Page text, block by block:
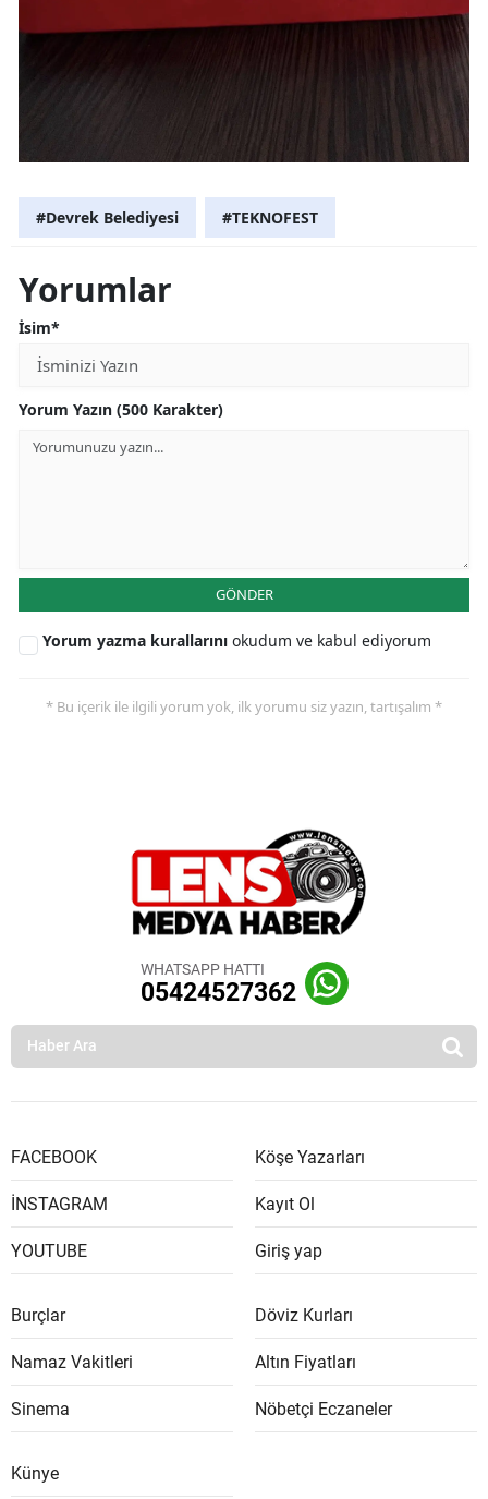
#Devrek Belediyesi #TEKNOFEST
Yorumlar
İsim*
Yorum Yazın (500 Karakter)
GÖNDER
Yorum yazma kurallarını okudum ve kabul ediyorum
* Bu içerik ile ilgili yorum yok, ilk yorumu siz yazın, tartışalım *
WHATSAPP HATTI
05424527362
FACEBOOK
İNSTAGRAM
YOUTUBE
Köşe Yazarları
Kayıt Ol
Giriş yap
Burçlar
Namaz Vakitleri
Sinema
Döviz Kurları
Altın Fiyatları
Nöbetçi Eczaneler
Künye